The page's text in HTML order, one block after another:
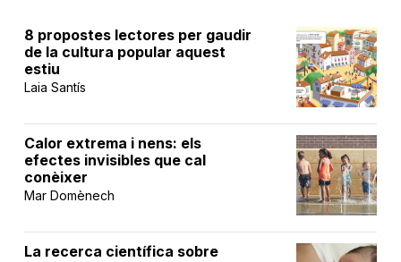
8 propostes lectores per gaudir
de la cultura popular aquest
estiu
Laia Santís
Calor extrema i nens: els
efectes invisibles que cal
conèixer
Mar Domènech
La recerca científica sobre